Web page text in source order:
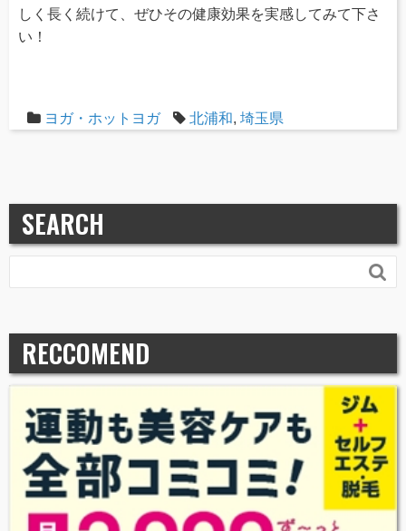
しく長く続けて、ぜひその健康効果を実感してみて下さ
い！
ヨガ・ホットヨガ 北浦和, 埼玉県
SEARCH

RECCOMEND